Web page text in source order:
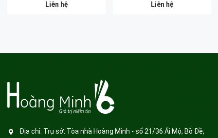
Liên hệ
Liên hệ
Địa chỉ: Trụ sở: Tòa nhà Hoàng Minh - số 21/36 Ái Mộ, Bồ Đề,